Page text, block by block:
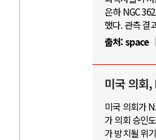
은하 NGC
했다. 관측 결
출처:space
미국 의회
미국 의회가
가 의회 승인
가 방치될 위